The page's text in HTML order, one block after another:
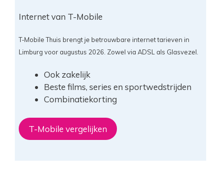
Internet van T-Mobile
T-Mobile Thuis brengt je betrouwbare internet tarieven in
Limburg voor augustus 2026. Zowel via ADSL als Glasvezel.
Ook zakelijk
Beste films, series en sportwedstrijden
Combinatiekorting
T-Mobile vergelijken